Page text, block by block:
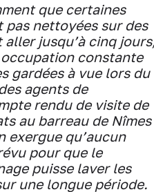
que certaines
pas nettoyées sur des
jusqu’à cinq
constante
gardées à vue lors du
agents de
rendu de visite de
au barreau de Nîmes
exergue qu’aucun
pour que le
puisse laver les
une longue période.